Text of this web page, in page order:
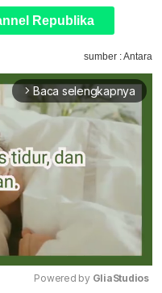
Republika
sumber : Antara
arrow_forward_ios Baca selengkapnya
Powered by GliaStudios